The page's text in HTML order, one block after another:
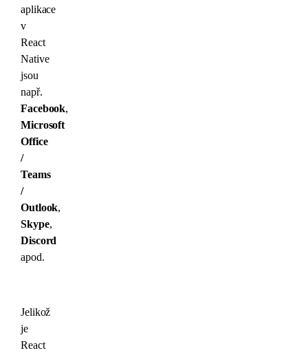
aplikace
v
React
Native
jsou
např.
Facebook,
Microsoft
Office
/
Teams
/
Outlook,
Skype,
Discord
apod.
Jelikož
je
React